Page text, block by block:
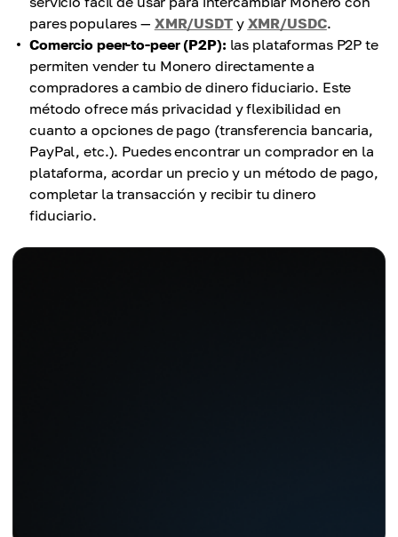
pares populares — XMR/USDTy XMR/USDC.
Comercio peer-to-peer (P2P): las plataformas P2P te
permiten vender tu Monero directamente a
compradores a cambio de dinero fiduciario. Este
método ofrece más privacidad y flexibilidad en
cuanto a opciones de pago (transferencia bancaria,
PayPal, etc.). Puedes encontrar un comprador en la
plataforma, acordar un precio y un método de pago,
completar la transacción y recibir tu dinero
fiduciario.